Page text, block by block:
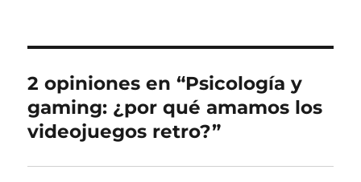
2 opiniones en “Psicología y
gaming: ¿por qué amamos los
videojuegos retro?”